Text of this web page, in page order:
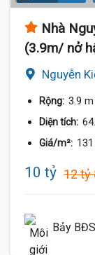
Nhà
(3.9m/ nở
Nguyễn
Rộng: 3.9 m
Diện tích:
Giá/m²:
10 tỷ 12 tỷ
Bảy BĐS